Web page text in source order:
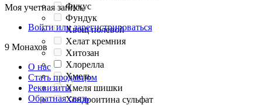
Фукус
Фундук
Хвощ полевой
Хелат кремния
Хитозан
Хлорелла
Хмель
Хмеля шишки
Хондроитина сульфат
Моя учетная запись
Войти или зарегистрироваться
9 Монахов
О нас
Стать продавцом
Реквизиты
Обратная связь